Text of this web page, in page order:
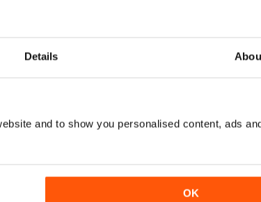
Details
and to show you personalised content, ads
OK
Prenotatevi per settembre. La Guida Salite ci